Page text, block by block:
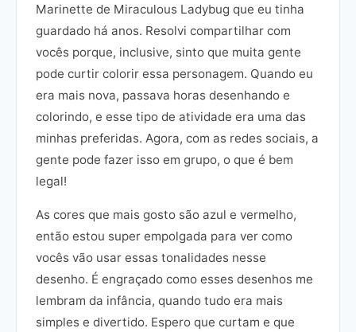
Marinette de Miraculous Ladybug que eu tinha
guardado há anos. Resolvi compartilhar com
vocês porque, inclusive, sinto que muita gente
pode curtir colorir essa personagem. Quando eu
era mais nova, passava horas desenhando e
colorindo, e esse tipo de atividade era uma das
minhas preferidas. Agora, com as redes sociais, a
gente pode fazer isso em grupo, o que é bem
legal!
As cores que mais gosto são azul e vermelho,
então estou super empolgada para ver como
vocês vão usar essas tonalidades nesse
desenho. É engraçado como esses desenhos me
lembram da infância, quando tudo era mais
simples e divertido. Espero que curtam e que